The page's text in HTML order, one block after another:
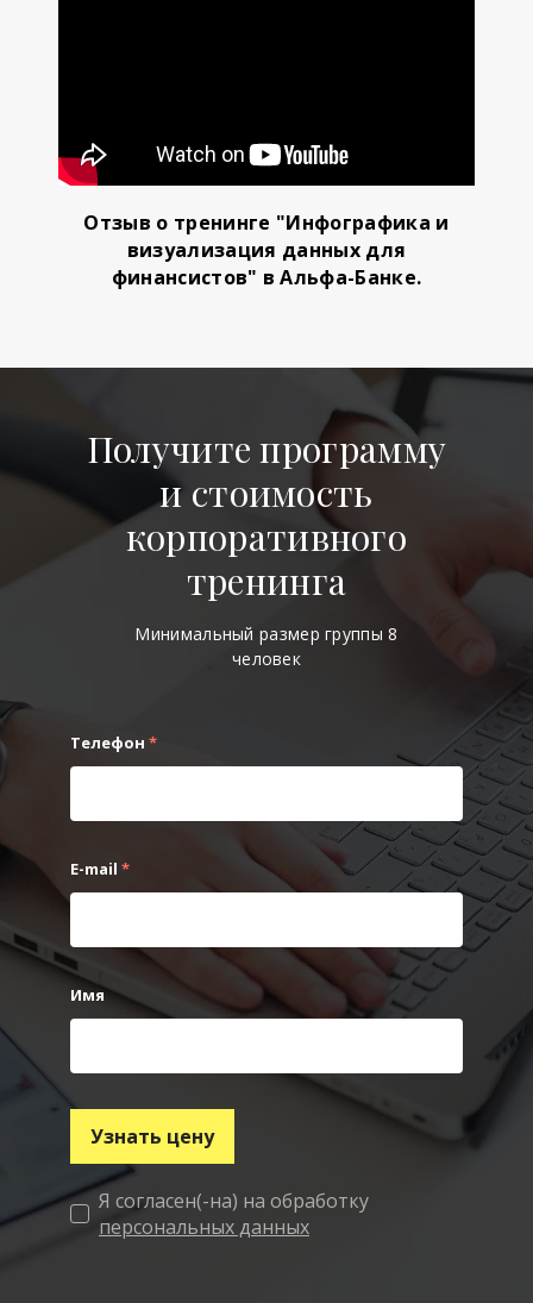
Отзыв о тренинге "Инфографика и
визуализация данных для
финансистов" в Альфа-Банке.
Получите программу
и стоимость
корпоративного
тренинга
Минимальный размер группы 8
человек
Телефон *
E-mail *
Имя
Узнать цену
Я согласен(-на) на обработку
персональных данных